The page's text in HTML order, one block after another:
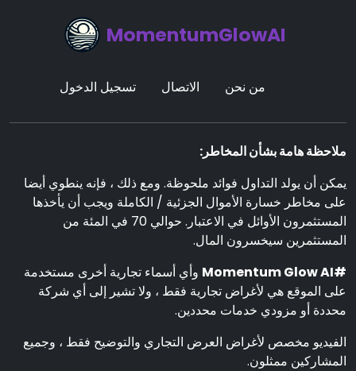
MomentumGlowAI
من نحن الاتصال تسجيل الدخول
ملاحظة هامة بشأن المخاطر:
يمكن أن يولد التداول فوائد ملحوظة. ومع ذلك ، فإنه ينطوي أيضا
على مخاطر خسارة الأموال الجزئية / الكاملة ويجب أن يأخذها
المستثمرون الأوائل في الاعتبار. حوالي 70 في المئة من
المستثمرين سيخسرون المال.
#Momentum Glow AI
وأي أسماء تجارية أخرى مستخدمة
على الموقع هي لأغراض تجارية فقط ، ولا تشير إلى أي شركة
محددة أو مزودي خدمات محددين.
الفيديو مخصص لأغراض العرض التجاري والتوضيح فقط ، وجميع
المشاركين ممثلون.